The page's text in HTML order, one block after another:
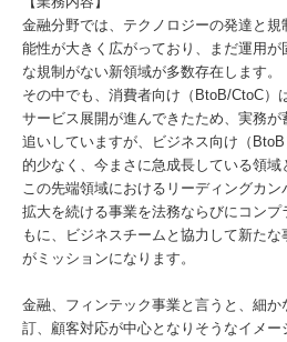
金融分野では、テクノロジーの発達と
能性が大きく広がっており、まだ運用
な規制がない新領域が多数存在します。
その中でも、消費者向け（BtoB/CtoC）
サービス展開が進んできたため、実務
追いしていますが、ビジネス向け（
的少なく、今まさに急成長している領域
この先端領域におけるリーディングカ
拡大を続ける事業を法務ならびにコンプ
もに、ビジネスチームと協力して新た
がミッションになります。
金融、フィンテック事業と言うと、細
訂、顧客対応が中心となりそうなイメ